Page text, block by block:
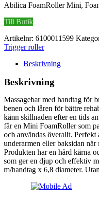
Abilica FoamRoller Mini,
Till Butik
Artikelnr: 6100011599
Trigger roller
Beskrivning
Beskrivning
Massagebar med handtag för
benen och låren för bättre
känn skillnaden efter en tids
får en Mini FoamRoller som
och användas överallt. Perfekt
underarmen eller baksidan när
Produkten har en hård kärna
som ger en djup och effektiv
m/handtag x 6,8 diameter.